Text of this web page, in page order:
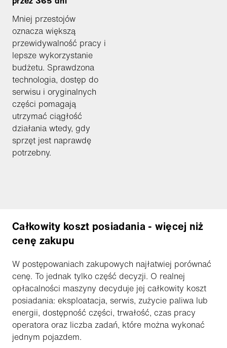
Mniej przestojów
oznacza większą
przewidywalność pracy i
lepsze wykorzystanie
budżetu. Sprawdzona
technologia, dostęp do
serwisu i oryginalnych
części pomagają
utrzymać ciągłość
działania wtedy, gdy
sprzęt jest naprawdę
potrzebny.
Całkowity koszt posiadania - więcej niż
cenę zakupu
W postępowaniach zakupowych najłatwiej porównać
cenę. To jednak tylko część decyzji. O realnej
opłacalności maszyny decyduje jej całkowity koszt
posiadania: eksploatacja, serwis, zużycie paliwa lub
energii, dostępność części, trwałość, czas pracy
operatora oraz liczba zadań, które można wykonać
jednym pojazdem.